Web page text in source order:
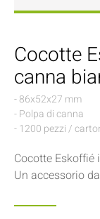
Cocotte
canna
- 86x52x27 mm
- Polpa di canna
- 1200 pezzi /
Cocotte
Un accessorio